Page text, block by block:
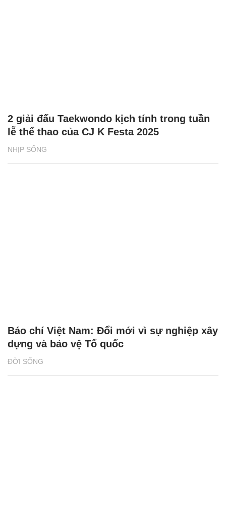
NHỊP SỐNG
2 giải đấu Taekwondo kịch tính trong tuần
lễ thể thao của CJ K Festa 2025
ĐỜI SỐNG
Báo chí Việt Nam: Đổi mới vì sự nghiệp xây
dựng và bảo vệ Tổ quốc